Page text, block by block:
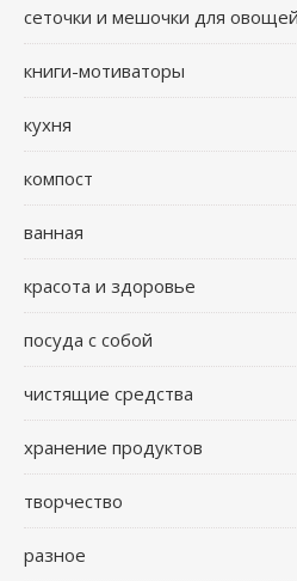
сеточки и мешочки для
книги-мотиваторы
кухня
компост
ванная
красота и здоровье
посуда с собой
чистящие средства
хранение продуктов
творчество
разное